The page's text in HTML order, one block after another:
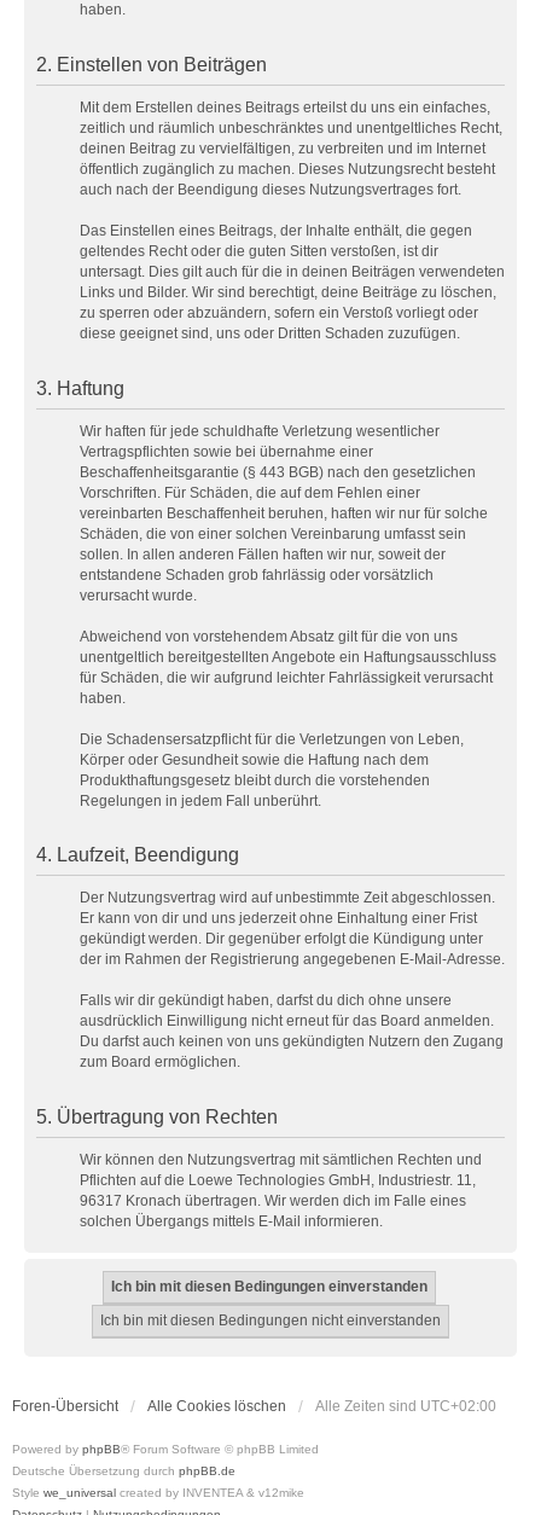
haben.
2. Einstellen von Beiträgen
Mit dem Erstellen deines Beitrags erteilst du uns ein einfaches,
zeitlich und räumlich unbeschränktes und unentgeltliches Recht,
deinen Beitrag zu vervielfältigen, zu verbreiten und im Internet
öffentlich zugänglich zu machen. Dieses Nutzungsrecht besteht
auch nach der Beendigung dieses Nutzungsvertrages fort.
Das Einstellen eines Beitrags, der Inhalte enthält, die gegen
geltendes Recht oder die guten Sitten verstoßen, ist dir
untersagt. Dies gilt auch für die in deinen Beiträgen verwendeten
Links und Bilder. Wir sind berechtigt, deine Beiträge zu löschen,
zu sperren oder abzuändern, sofern ein Verstoß vorliegt oder
diese geeignet sind, uns oder Dritten Schaden zuzufügen.
3. Haftung
Wir haften für jede schuldhafte Verletzung wesentlicher
Vertragspflichten sowie bei übernahme einer
Beschaffenheitsgarantie (§ 443 BGB) nach den gesetzlichen
Vorschriften. Für Schäden, die auf dem Fehlen einer
vereinbarten Beschaffenheit beruhen, haften wir nur für solche
Schäden, die von einer solchen Vereinbarung umfasst sein
sollen. In allen anderen Fällen haften wir nur, soweit der
entstandene Schaden grob fahrlässig oder vorsätzlich
verursacht wurde.
Abweichend von vorstehendem Absatz gilt für die von uns
unentgeltlich bereitgestellten Angebote ein Haftungsausschluss
für Schäden, die wir aufgrund leichter Fahrlässigkeit verursacht
haben.
Die Schadensersatzpflicht für die Verletzungen von Leben,
Körper oder Gesundheit sowie die Haftung nach dem
Produkthaftungsgesetz bleibt durch die vorstehenden
Regelungen in jedem Fall unberührt.
4. Laufzeit, Beendigung
Der Nutzungsvertrag wird auf unbestimmte Zeit abgeschlossen.
Er kann von dir und uns jederzeit ohne Einhaltung einer Frist
gekündigt werden. Dir gegenüber erfolgt die Kündigung unter
der im Rahmen der Registrierung angegebenen E-Mail-Adresse.
Falls wir dir gekündigt haben, darfst du dich ohne unsere
ausdrücklich Einwilligung nicht erneut für das Board anmelden.
Du darfst auch keinen von uns gekündigten Nutzern den Zugang
zum Board ermöglichen.
5. Übertragung von Rechten
Wir können den Nutzungsvertrag mit sämtlichen Rechten und
Pflichten auf die Loewe Technologies GmbH, Industriestr. 11,
96317 Kronach übertragen. Wir werden dich im Falle eines
solchen Übergangs mittels E-Mail informieren.
Foren-Übersicht Alle Cookies löschen Alle Zeiten sind UTC+02:00
Powered by phpBB® Forum Software © phpBB Limited
Deutsche Übersetzung durch phpBB.de
Style we_universal created by INVENTEA & v12mike